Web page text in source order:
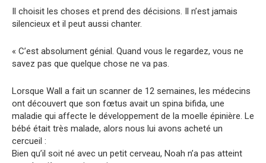
Il choisit les choses et prend des décisions. Il n’est jamais
silencieux et il peut aussi chanter.
« C’est absolument génial. Quand vous le regardez, vous ne
savez pas que quelque chose ne va pas.
Lorsque Wall a fait un scanner de 12 semaines, les médecins
ont découvert que son fœtus avait un spina bifida, une
maladie qui affecte le développement de la moelle épinière. Le
bébé était très malade, alors nous lui avons acheté un
cercueil :
Bien qu’il soit né avec un petit cerveau, Noah n’a pas atteint